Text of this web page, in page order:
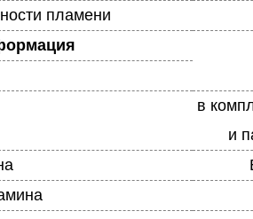
пламени
в
и